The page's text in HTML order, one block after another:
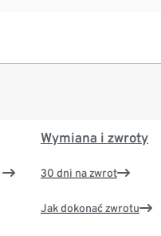
Wymiana i zwroty
30 dni na zwrot
Jak dokonać zwrotu